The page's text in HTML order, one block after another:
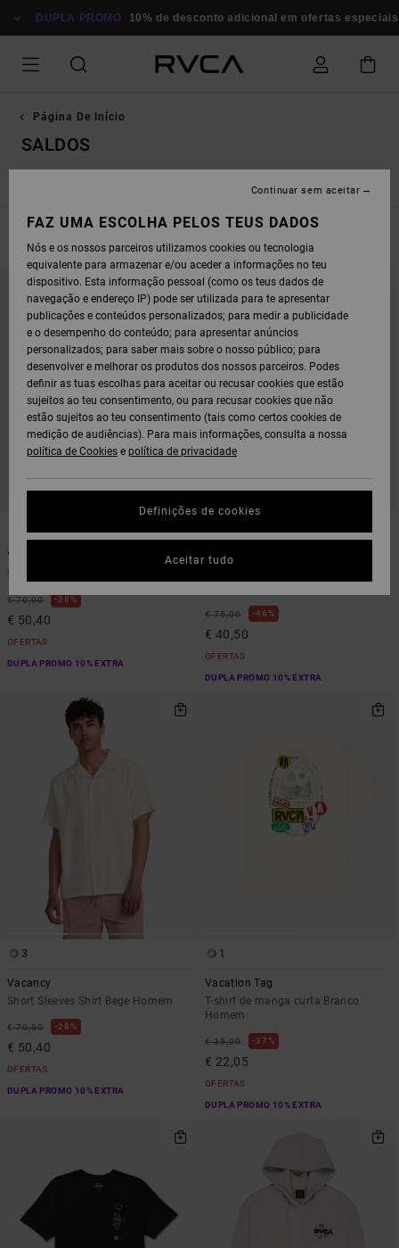
PARA
GRELHA
DUPLA PROMO 10% de desconto adicional em ofertas especiais
Página De Início
SALDOS
Saldos Desporto
AVANÇAR
PARA
PROCURAR
CRITÉRIOS
AVANÇAR
PARA
ORDENAR
Vacancy
Short Sleeves Shirt Rosa Homem
€ 70,00 28%
€ 50,40
OFERTAS
DUPLA PROMO 10% EXTRA
Antonia Figueiredo Elements
€ 75,00 46%
€ 40,50
OFERTAS
DUPLA PROMO 10% EXTRA
3
Vacancy
Short Sleeves Shirt Bege Homem
€ 70,00 28%
€ 50,40
OFERTAS
DUPLA PROMO 10% EXTRA
1
Vacation Tag
T-shirt de manga curta Branco
Homem
€ 35,00 37%
€ 22,05
OFERTAS
DUPLA PROMO 10% EXTRA
FAZ UMA ESCOLHA PELOS TEUS DADOS
Nós e os nossos parceiros utilizamos cookies ou tecnologia
equivalente para armazenar e/ou aceder a informações no teu
dispositivo. Esta informação pessoal (como os teus dados de
navegação e endereço IP) pode ser utilizada para te apresentar
publicações e conteúdos personalizados; para medir a publicidade
e o desempenho do conteúdo; para apresentar anúncios
personalizados; para saber mais sobre o nosso público; para
desenvolver e melhorar os produtos dos nossos parceiros. Podes
definir as tuas escolhas para aceitar ou recusar cookies que estão
sujeitos ao teu consentimento, ou para recusar cookies que não
estão sujeitos ao teu consentimento (tais como certos cookies de
medição de audiências). Para mais informações, consulta a nossa
política de Cookies e política de privacidade
Definições de cookies
Continuar sem aceitar
Aceitar tudo